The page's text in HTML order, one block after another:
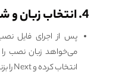
4. انتخاب زبان و شروع نصب
پس از اجرای فایل
می‌خواهد زبان نصب را
انتخاب کرده و Next را بزنید.